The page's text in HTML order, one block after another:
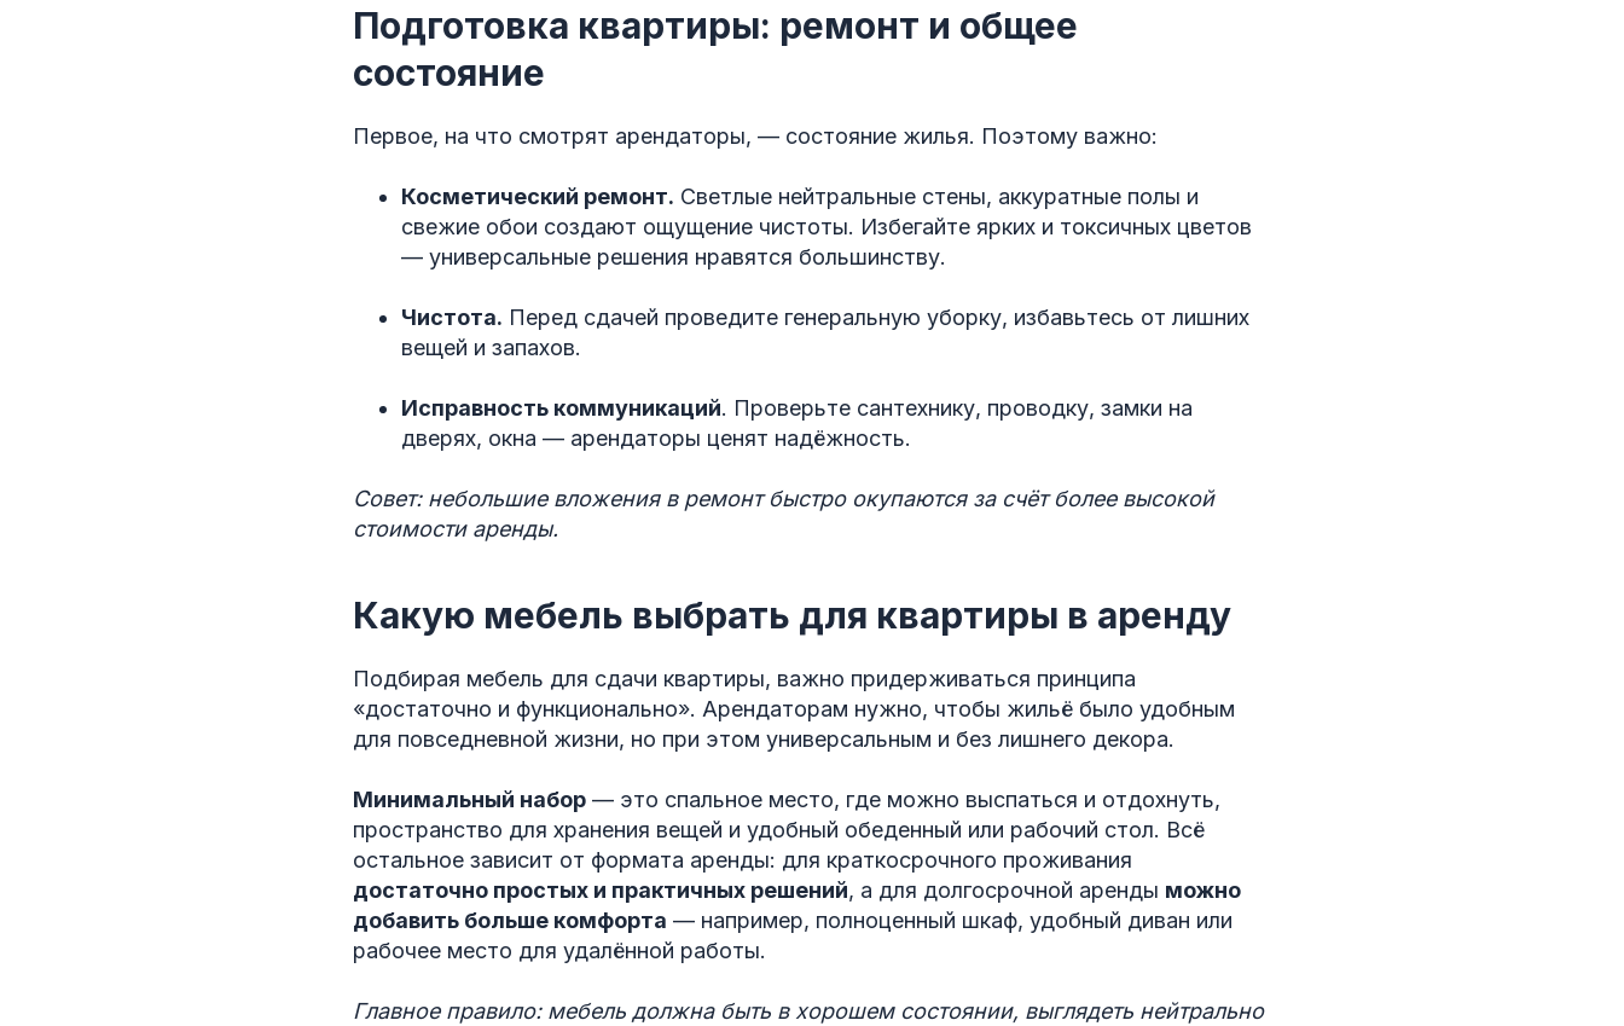
Подготовка квартиры: ремонт и общее
состояние
Первое, на что смотрят арендаторы, — состояние жилья. Поэтому важно:
Косметический ремонт. Светлые нейтральные стены, аккуратные полы и
свежие обои создают ощущение чистоты. Избегайте ярких и токсичных цветов
— универсальные решения нравятся большинству.
Чистота. Перед сдачей проведите генеральную уборку, избавьтесь от лишних
вещей и запахов.
Исправность коммуникаций. Проверьте сантехнику, проводку, замки на
дверях, окна — арендаторы ценят надёжность.
Совет: небольшие вложения в ремонт быстро окупаются за счёт более высокой
стоимости аренды.
Какую мебель выбрать для квартиры в аренду
Подбирая мебель для сдачи квартиры, важно придерживаться принципа
«достаточно и функционально». Арендаторам нужно, чтобы жильё было удобным
для повседневной жизни, но при этом универсальным и без лишнего декора.
Минимальный набор — это спальное место, где можно выспаться и отдохнуть,
пространство для хранения вещей и удобный обеденный или рабочий стол. Всё
остальное зависит от формата аренды: для краткосрочного проживания
достаточно простых и практичных решений, а для долгосрочной аренды можно
добавить больше комфорта — например, полноценный шкаф, удобный диван или
рабочее место для удалённой работы.
Главное правило: мебель должна быть в хорошем состоянии, выглядеть нейтрально